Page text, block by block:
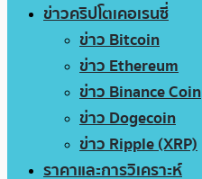
ข่าวคริปโตเคอเรนซี่
ข่าว Bitcoin
ข่าว Ethereum
ข่าว Binance Coin
ข่าว Dogecoin
ข่าว Ripple (XRP)
ราคาและการวิเคราะห์